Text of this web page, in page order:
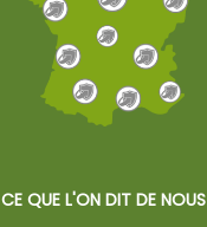
CE QUE L'ON DIT DE NOUS